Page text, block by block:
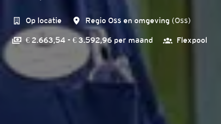
Op locatie Regio Oss en omgeving (Oss)
€ 2.663,54 - € 3.592,96 per maand Flexpool